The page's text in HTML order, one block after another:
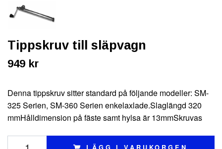
Tippskruv till släpvagn
949 kr
Denna tippskruv sitter standard på följande modeller: SM-
325 Serien, SM-360 Serien enkelaxlade.Slaglängd 320
mmHålldimension på fäste samt hylsa är 13mmSkruvas